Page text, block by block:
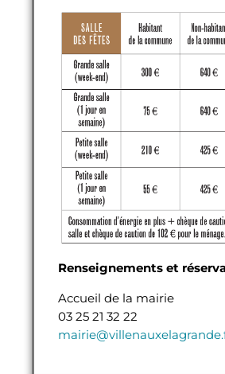
Renseignements et
Accueil de la mairie
03 25 21 32 22